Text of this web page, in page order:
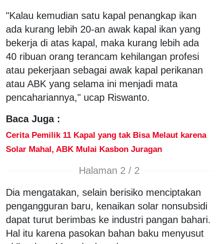
"Kalau kemudian satu kapal penangkap ikan
ada kurang lebih 20-an awak kapal ikan yang
bekerja di atas kapal, maka kurang lebih ada
40 ribuan orang terancam kehilangan profesi
atau pekerjaan sebagai awak kapal perikanan
atau ABK yang selama ini menjadi mata
pencahariannya," ucap Riswanto.
Baca Juga :
Cerita Pemilik 11 Kapal yang tak Bisa Melaut karena
Solar Mahal, ABK Mulai Kasbon Juragan
Halaman 2 / 2
Dia mengatakan, selain berisiko menciptakan
pengangguran baru, kenaikan solar nonsubsidi
dapat turut berimbas ke industri pangan bahari.
Hal itu karena pasokan bahan baku menyusut